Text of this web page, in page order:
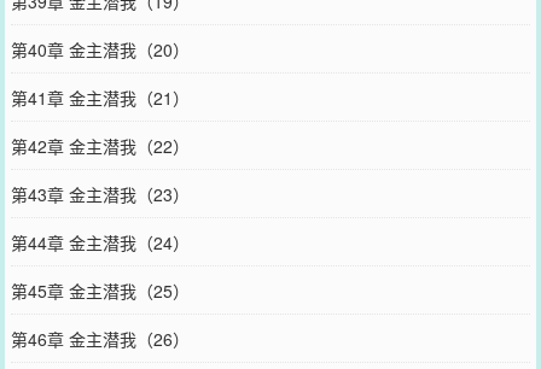
第40章 金主潜我（20）
第41章 金主潜我（21）
第42章 金主潜我（22）
第43章 金主潜我（23）
第44章 金主潜我（24）
第45章 金主潜我（25）
第46章 金主潜我（26）